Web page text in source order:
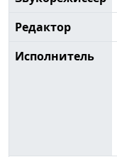
Редактор
Исполнитель